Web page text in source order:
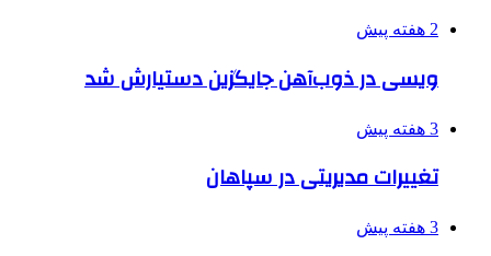
2 هفته پیش
ویسی در ذوب‌آهن جایگزین دستیارش شد
3 هفته پیش
تغییرات مدیریتی در سپاهان
3 هفته پیش